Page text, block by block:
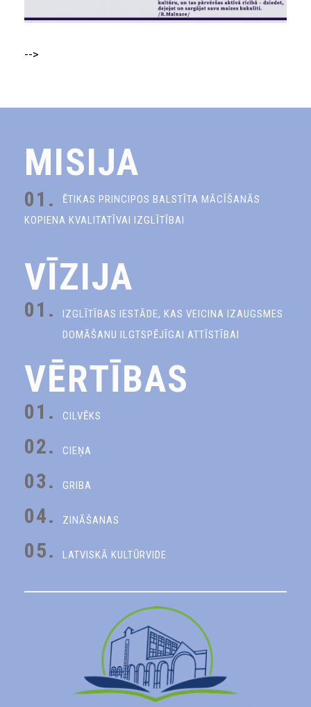
-->
MISIJA
01.
ĒTIKAS PRINCIPOS BALSTĪTA MĀCĪŠANĀS
KOPIENA KVALITATĪVAI IZGLĪTĪBAI
VĪZIJA
01.
IZGLĪTĪBAS IESTĀDE, KAS VEICINA IZAUGSMES
DOMĀŠANU ILGTSPĒJĪGAI ATTĪSTĪBAI
VĒRTĪBAS
01. CILVĒKS
02. CIEŅA
03. GRIBA
04. ZINĀŠANAS
05. LATVISKĀ KULTŪRVIDE